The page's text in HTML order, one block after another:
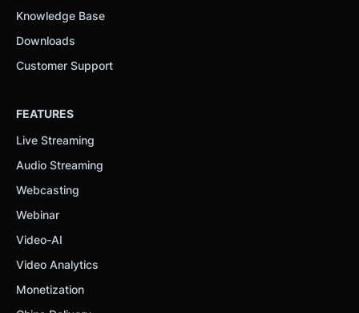
Knowledge Base
Downloads
Customer Support
FEATURES
Live Streaming
Audio Streaming
Webcasting
Webinar
Video-AI
Video Analytics
Monetization